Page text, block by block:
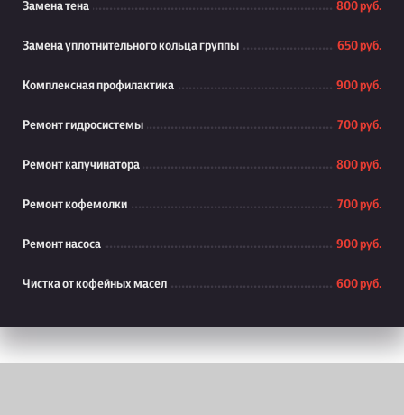
Замена тена 800 руб.
Замена уплотнительного кольца группы 650 руб.
Комплексная профилактика 900 руб.
Ремонт гидросистемы 700 руб.
Ремонт капучинатора 800 руб.
Ремонт кофемолки 700 руб.
Ремонт насоса 900 руб.
Чистка от кофейных масел 600 руб.